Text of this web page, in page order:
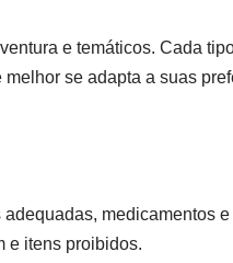
e temáticos. Cada
se adapta a suas
medicamentos
e itens proibidos.